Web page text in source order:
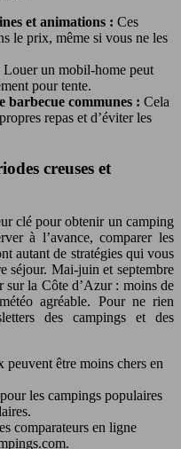
et animations : Ces
le prix, même si vous ne les
Louer un mobil-home peut
pour tente.
barbecue communes : Cela
repas et d’éviter les
creuses et
clé pour obtenir un camping
à l’avance, comparer les
autant de stratégies qui vous
séjour. Mai-juin et septembre
sur la Côte d’Azur : moins de
agréable. Pour ne rien
des campings et des
peuvent être moins chers en
les campings populaires
comparateurs en ligne